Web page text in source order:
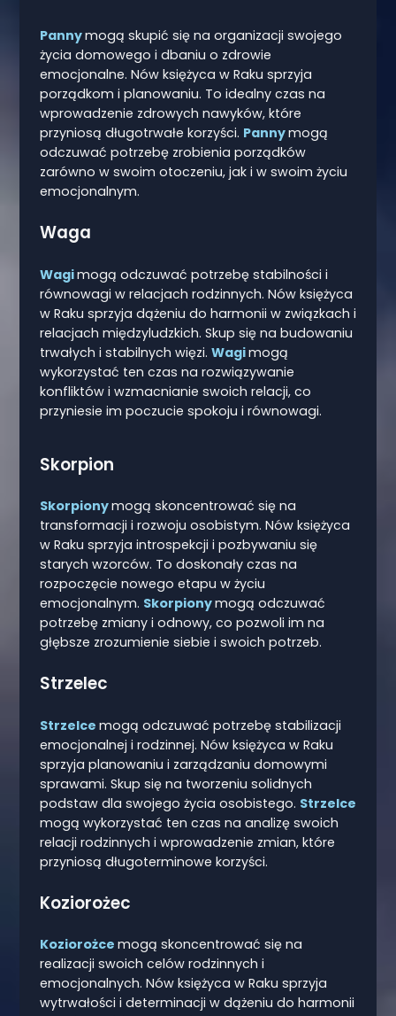
Pannymogą skupić się na organizacji swojego
życia domowego i dbaniu o zdrowie
emocjonalne. Nów księżyca w Raku sprzyja
porządkom i planowaniu. To idealny czas na
wprowadzenie zdrowych nawyków, które
przyniosą długotrwałe korzyści. Pannymogą
odczuwać potrzebę zrobienia porządków
zarówno w swoim otoczeniu, jak i w swoim życiu
emocjonalnym.
Waga
Wagimogą odczuwać potrzebę stabilności i
równowagi w relacjach rodzinnych. Nów księżyca
w Raku sprzyja dążeniu do harmonii w związkach i
relacjach międzyludzkich. Skup się na budowaniu
trwałych i stabilnych więzi. Wagimogą
wykorzystać ten czas na rozwiązywanie
konfliktów i wzmacnianie swoich relacji, co
przyniesie im poczucie spokoju i równowagi.
Skorpion
Skorpionymogą skoncentrować się na
transformacji i rozwoju osobistym. Nów księżyca
w Raku sprzyja introspekcji i pozbywaniu się
starych wzorców. To doskonały czas na
rozpoczęcie nowego etapu w życiu
emocjonalnym. Skorpionymogą odczuwać
potrzebę zmiany i odnowy, co pozwoli im na
głębsze zrozumienie siebie i swoich potrzeb.
Strzelec
Strzelce mogą odczuwać potrzebę stabilizacji
emocjonalnej i rodzinnej. Nów księżyca w Raku
sprzyja planowaniu i zarządzaniu domowymi
sprawami. Skup się na tworzeniu solidnych
podstaw dla swojego życia osobistego. Strzelce
mogą wykorzystać ten czas na analizę swoich
relacji rodzinnych i wprowadzenie zmian, które
przyniosą długoterminowe korzyści.
Koziorożec
Koziorożce mogą skoncentrować się na
realizacji swoich celów rodzinnych i
emocjonalnych. Nów księżyca w Raku sprzyja
wytrwałości i determinacji w dążeniu do harmonii